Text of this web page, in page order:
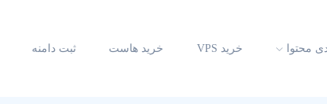
محتوا خرید VPS خرید هاست ثبت دامنه